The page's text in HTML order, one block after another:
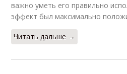
важно уметь его правильно
эффект был максимально
Читать дальше →